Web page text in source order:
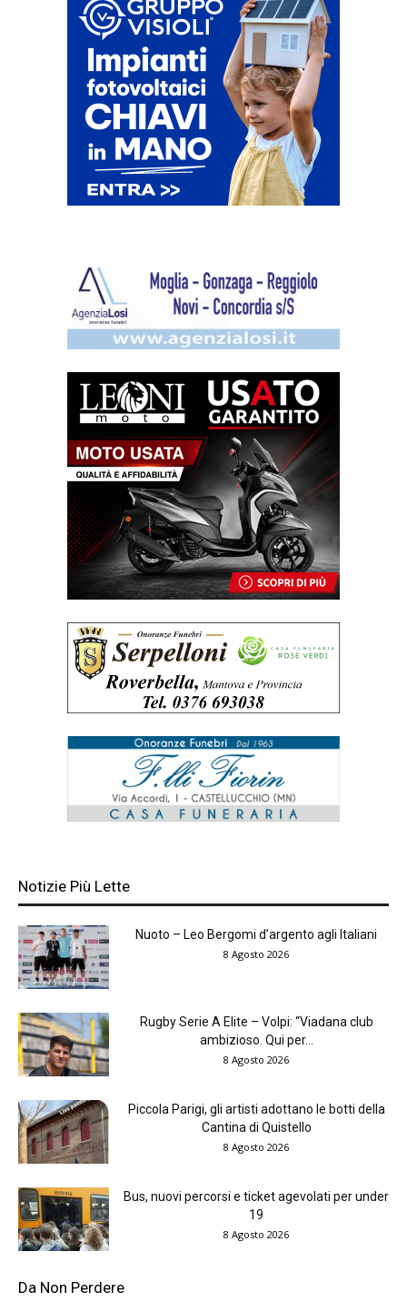
Notizie Più Lette
Nuoto – Leo Bergomi d’argento agli Italiani
8 Agosto 2026
Rugby Serie A Elite – Volpi: “Viadana club
ambizioso. Qui per...
8 Agosto 2026
Piccola Parigi, gli artisti adottano le botti della
Cantina di Quistello
8 Agosto 2026
Bus, nuovi percorsi e ticket agevolati per under
19
8 Agosto 2026
Da Non Perdere